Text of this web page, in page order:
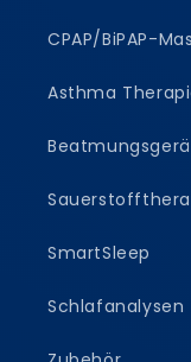
CPAP/BiPAP-
Asthma
SmartSleep
Schlafanalysen